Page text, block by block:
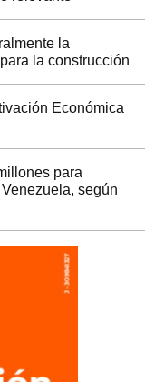
la
la construcción
Económica
para
según